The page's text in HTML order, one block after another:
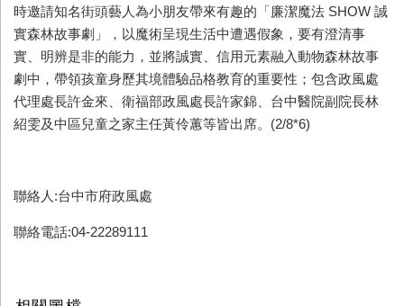
時邀請知名街頭藝人為小朋友帶來有趣的「廉潔魔法 SHOW 誠
實森林故事劇」，以魔術呈現生活中遭遇假象，要有澄清事
實、明辨是非的能力，並將誠實、信用元素融入動物森林故事
劇中，帶領孩童身歷其境體驗品格教育的重要性；包含政風處
代理處長許金來、衛福部政風處長許家錦、台中醫院副院長林
紹雯及中區兒童之家主任黃伶蕙等皆出席。 (2/8*6)
聯絡人:台中市府政風處
聯絡電話:04-22289111